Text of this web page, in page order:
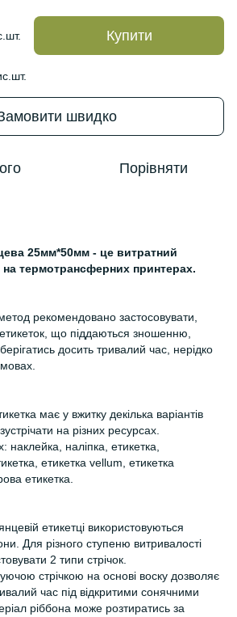
Купити
швидко
Порівняти
25мм*50мм - це витратний
на термотрансферних принтерах.
рекомендовано застосовувати,
що піддаються зношенню,
досить тривалий час, нерідко
має у вжитку декілька варіантів
на різних ресурсах.
наклейка, наліпка, етикетка,
етикетка vellum, етикетка
етикетка.
етикетці використовуються
Для різного ступеню витривалості
2 типи стрічок.
стрічкою на основі воску дозволяє
час під відкритими сонячними
ріббона може розтиратись за